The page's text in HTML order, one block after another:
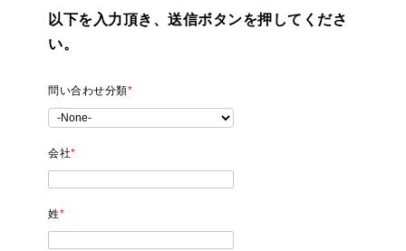
以下を入力頂き、送信ボタンを押してくださ
い。
問い合わせ分類*
会社*
姓*